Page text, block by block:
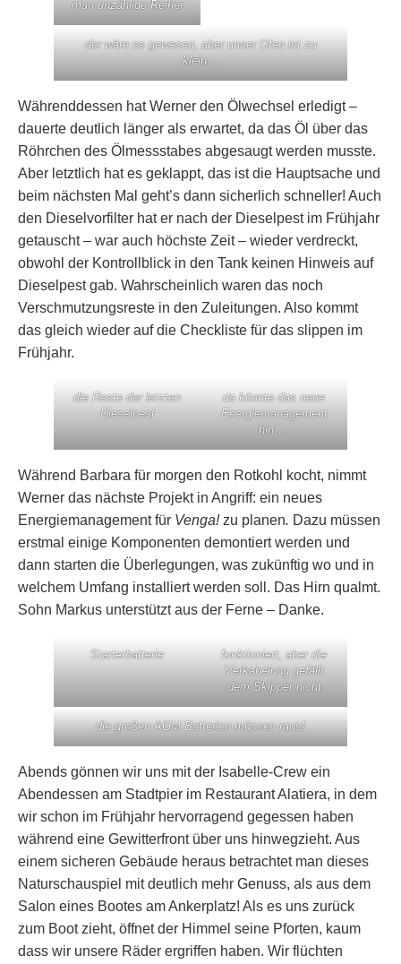
man unzählige Reiher
der wäre es gewesen, aber unser Ofen ist zu
klein…
Währenddessen hat Werner den Ölwechsel erledigt –
dauerte deutlich länger als erwartet, da das Öl über das
Röhrchen des Ölmessstabes abgesaugt werden musste.
Aber letztlich hat es geklappt, das ist die Hauptsache und
beim nächsten Mal geht’s dann sicherlich schneller! Auch
den Dieselvorfilter hat er nach der Dieselpest im Frühjahr
getauscht – war auch höchste Zeit – wieder verdreckt,
obwohl der Kontrollblick in den Tank keinen Hinweis auf
Dieselpest gab. Wahrscheinlich waren das noch
Verschmutzungsreste in den Zuleitungen. Also kommt
das gleich wieder auf die Checkliste für das slippen im
Frühjahr.
die Reste der letzten
Dieselpest
da könnte das neue
Energiemanagement
hin …
Während Barbara für morgen den Rotkohl kocht, nimmt
Werner das nächste Projekt in Angriff: ein neues
Energiemanagement für Venga! zu planen. Dazu müssen
erstmal einige Komponenten demontiert werden und
dann starten die Überlegungen, was zukünftig wo und in
welchem Umfang installiert werden soll. Das Hirn qualmt.
Sohn Markus unterstützt aus der Ferne – Danke.
Starterbatterie
funktioniert, aber die
Verkabelung gefällt
dem Skipper nicht
die großen AGM Batterien müssen raus!
Abends gönnen wir uns mit der Isabelle-Crew ein
Abendessen am Stadtpier im Restaurant Alatiera, in dem
wir schon im Frühjahr hervorragend gegessen haben
während eine Gewitterfront über uns hinwegzieht. Aus
einem sicheren Gebäude heraus betrachtet man dieses
Naturschauspiel mit deutlich mehr Genuss, als aus dem
Salon eines Bootes am Ankerplatz! Als es uns zurück
zum Boot zieht, öffnet der Himmel seine Pforten, kaum
dass wir unsere Räder ergriffen haben. Wir flüchten